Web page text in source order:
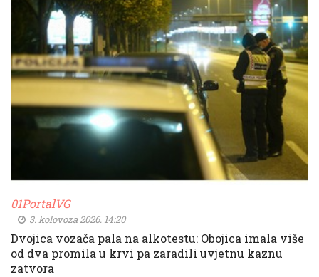
01PortalVG
3. kolovoza 2026. 14:20
Dvojica vozača pala na alkotestu: Obojica imala više
od dva promila u krvi pa zaradili uvjetnu kaznu
zatvora